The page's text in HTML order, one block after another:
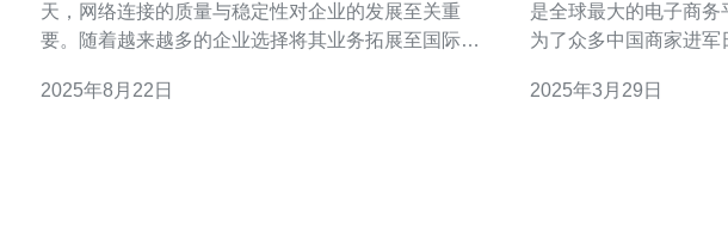
天，网络连接的质量与稳定性对企业的发展至关重
要。随着越来越多的企业选择将其业务拓展至国际市
本文将为您提供全面的费用与服务分析，帮助您做出
2025年8月22日
是全球最大的电子商
为了众多中国商家进
本站建立了中国交流群
2025年3月29日